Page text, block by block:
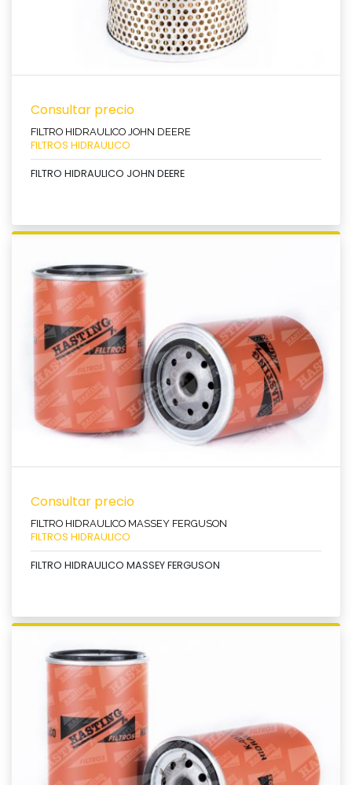
Consultar precio
FILTRO HIDRAULICO JOHN DEERE
FILTROS HIDRAULICO
FILTRO HIDRAULICO JOHN DEERE
Ver producto
Consultar precio
FILTRO HIDRAULICO MASSEY FERGUSON
FILTROS HIDRAULICO
FILTRO HIDRAULICO MASSEY FERGUSON
Ver producto